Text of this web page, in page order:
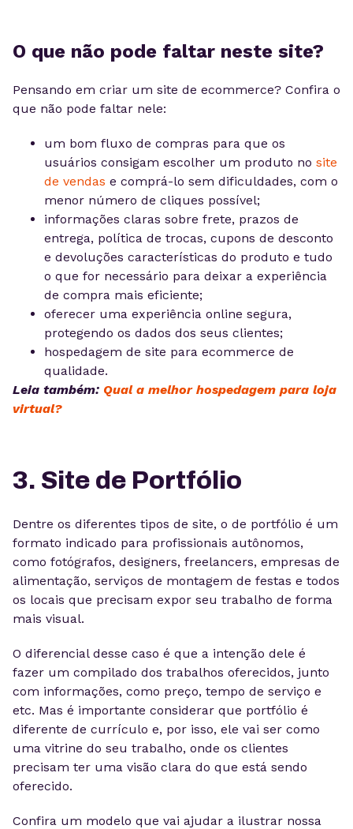
O que não pode faltar neste site?
Pensando em criar um site de ecommerce? Confira o
que não pode faltar nele:
um bom fluxo de compras para que os
usuários consigam escolher um produto no site
de vendas e comprá-lo sem dificuldades, com o
menor número de cliques possível;
informações claras sobre frete, prazos de
entrega, política de trocas, cupons de desconto
e devoluções características do produto e tudo
o que for necessário para deixar a experiência
de compra mais eficiente;
oferecer uma experiência online segura,
protegendo os dados dos seus clientes;
hospedagem de site para ecommerce de
qualidade.
Leia também: Qual a melhor hospedagem para loja
virtual?
3. Site de Portfólio
Dentre os diferentes tipos de site, o de portfólio é um
formato indicado para profissionais autônomos,
como fotógrafos, designers, freelancers, empresas de
alimentação, serviços de montagem de festas e todos
os locais que precisam expor seu trabalho de forma
mais visual.
O diferencial desse caso é que a intenção dele é
fazer um compilado dos trabalhos oferecidos, junto
com informações, como preço, tempo de serviço e
etc. Mas é importante considerar que portfólio é
diferente de currículo e, por isso, ele vai ser como
uma vitrine do seu trabalho, onde os clientes
precisam ter uma visão clara do que está sendo
oferecido.
Confira um modelo que vai ajudar a ilustrar nossa